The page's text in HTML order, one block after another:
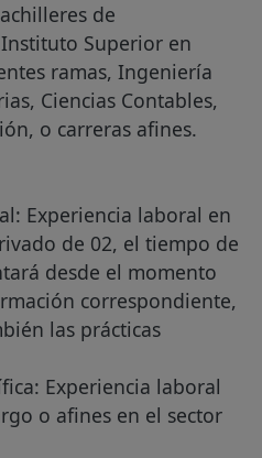
de
Superior en
ramas, Ingeniería
Ciencias Contables,
o carreras afines.
Experiencia laboral en
de 02, el tiempo de
desde el momento
correspondiente,
las prácticas
Experiencia laboral
o afines en el sector